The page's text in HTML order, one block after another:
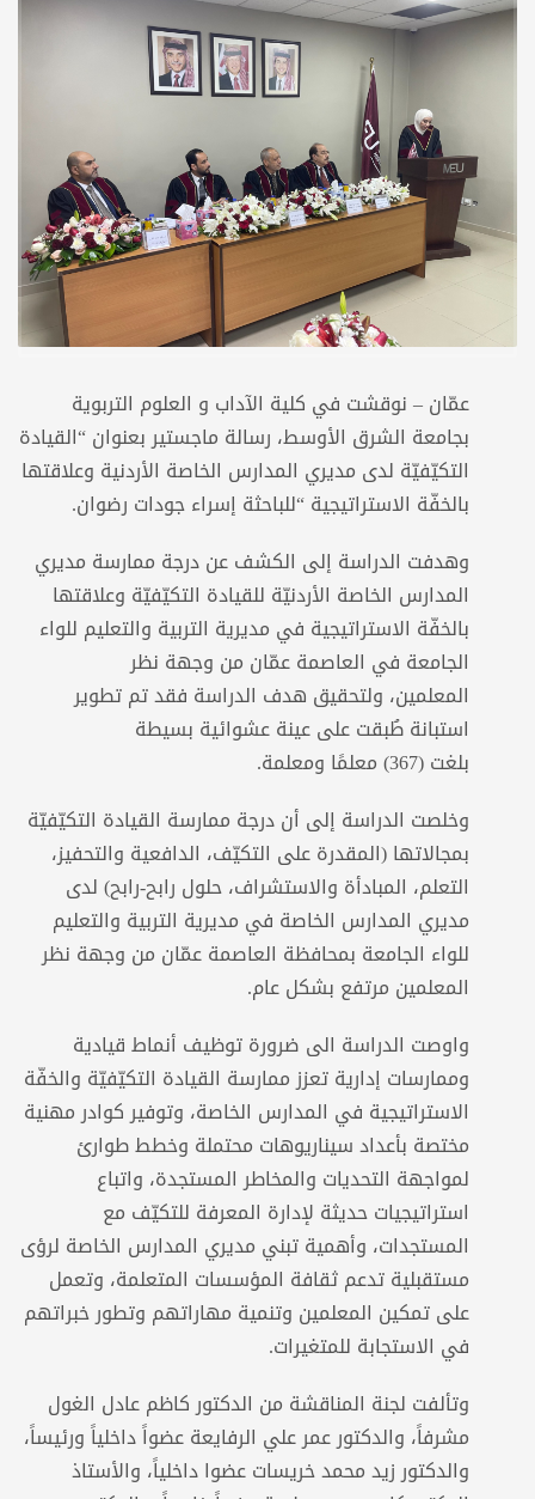
عمّان – نوقشت في كلية الآداب و العلوم التربوية
بجامعة الشرق الأوسط، رسالة ماجستير بعنوان “القيادة
التكيّفيّة لدى مديري المدارس الخاصة الأردنية وعلاقتها
بالخفّة الاستراتيجية “للباحثة إسراء جودات رضوان.
وهدفت الدراسة إلى الكشف عن درجة ممارسة مديري
المدارس الخاصة الأردنيّة للقيادة التكيّفيّة وعلاقتها
بالخفّة الاستراتيجية في مديرية التربية والتعليم للواء
الجامعة في العاصمة عمّان من وجهة نظر
المعلمين، ولتحقيق هدف الدراسة فقد تم تطوير
استبانة طُبقت على عينة عشوائية بسيطة
بلغت (367) معلمًا ومعلمة.
وخلصت الدراسة إلى أن درجة ممارسة القيادة التكيّفيّة
بمجالاتها (المقدرة على التكيّف، الدافعية والتحفيز،
التعلم، المبادأة والاستشراف، حلول رابح-رابح) لدى
مديري المدارس الخاصة في مديرية التربية والتعليم
للواء الجامعة بمحافظة العاصمة عمّان من وجهة نظر
المعلمين مرتفع بشكل عام.
واوصت الدراسة الى ضرورة توظيف أنماط قيادية
وممارسات إدارية تعزز ممارسة القيادة التكيّفيّة والخفّة
الاستراتيجية في المدارس الخاصة، وتوفير كوادر مهنية
مختصة بأعداد سيناريوهات محتملة وخطط طوارئ
لمواجهة التحديات والمخاطر المستجدة، واتباع
استراتيجيات حديثة لإدارة المعرفة للتكيّف مع
المستجدات، وأهمية تبني مديري المدارس الخاصة لرؤى
مستقبلية تدعم ثقافة المؤسسات المتعلمة، وتعمل
على تمكين المعلمين وتنمية مهاراتهم وتطور خبراتهم
في الاستجابة للمتغيرات.
وتألفت لجنة المناقشة من الدكتور كاظم عادل الغول
مشرفاً، والدكتور عمر علي الرفايعة عضواً داخلياً ورئيساً،
والدكتور زيد محمد خريسات عضوا داخلياً، والأستاذ